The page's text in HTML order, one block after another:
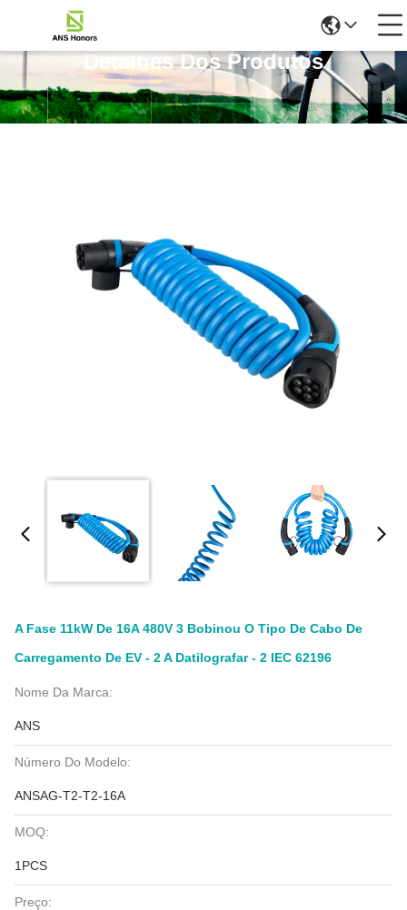
Detalhes Dos Produtos
A Fase 11kW De 16A 480V 3 Bobinou O Tipo De Cabo De
Carregamento De EV - 2 A Datilografar - 2 IEC 62196
Nome Da Marca:
ANS
Número Do Modelo:
ANSAG-T2-T2-16A
MOQ:
1PCS
Preço: